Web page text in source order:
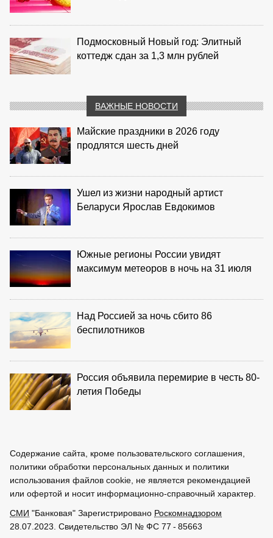
Подмосковный Новый год: Элитный
коттедж сдан за 1,3 млн рублей
ВАЖНЫЕ НОВОСТИ
Майские праздники в 2026 году
продлятся шесть дней
Ушел из жизни народный артист
Беларуси Ярослав Евдокимов
Южные регионы России увидят
максимум метеоров в ночь на 31 июля
Над Россией за ночь сбито 86
беспилотников
Россия объявила перемирие в честь 80-
летия Победы
Содержание сайта, кроме пользовательского соглашения,
политики обработки персональных данных и политики
использования файлов cookie, не является рекомендацией
или офертой и носит информационно-справочный характер.
СМИ "Банковая" Зарегистрировано Роскомнадзором
28.07.2023. Свидетельство ЭЛ № ФС 77 - 85663